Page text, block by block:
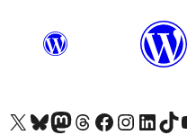
અમારા X (અગાઉ ટ્વિટર) એકાઉન્ટની મુલાકાત લોઅમારા Bluesky એકાઉન્ટની મુલાકાત લોઅમારા માસ્ટોડોન એકાઉન્ટની મુલાકાત લોઅમારા Threads એકાઉન્ટની મુલાકાત લો અમારા ફેસબુક પેજની મુલાકાત લોઅમારા ઇન્સ્ટાગ્રામ એકાઉન્ટની મુલાકાત લો અમારા LinkedIn એકાઉન્ટની મુલાકાત લોઅમારા TikTok એકાઉન્ટની મુલાકાત લો